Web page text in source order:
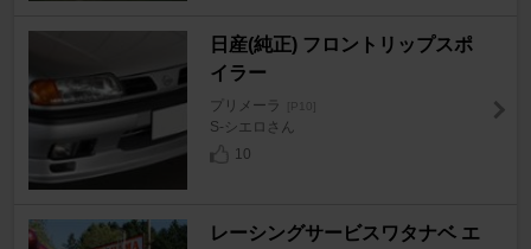
日産(純正) フロントリップスポ
イラー
プリメーラ [P10]
S-シエロさん
10
レーシングサービスワタナベ エ